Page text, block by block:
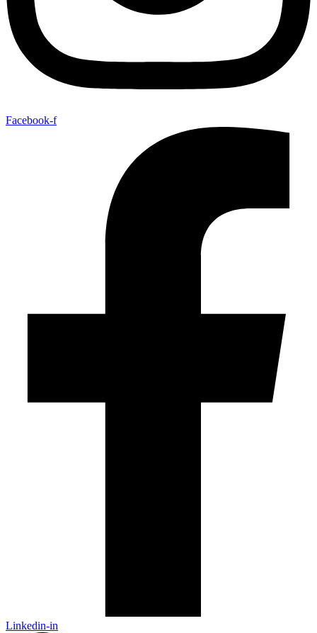
Facebook-f
Linkedin-in